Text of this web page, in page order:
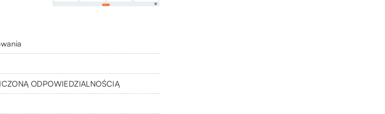
ODPOWIEDZIALNOŚCIĄ